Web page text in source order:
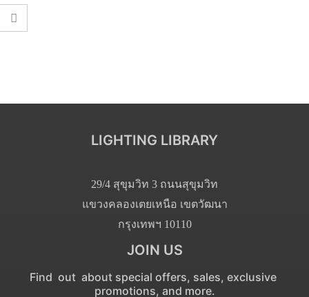
LIGHTING LIBRARY
29/4 สุขุมวิท 3 ถนนสุขุมวิท
แขวงคลองเตยเหนือ เขตวัฒนา
กรุงเทพฯ 10110
JOIN US
Find out about special offers, sales, exclusive
promotions, and more.